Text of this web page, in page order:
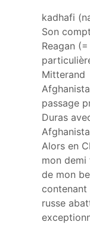
kadhafi
Son
Reagan
Mitterand
passage
Duras
Alors en
mon
de mon
contenant
russe